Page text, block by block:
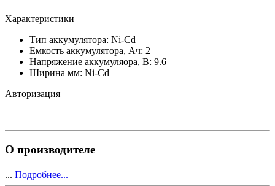
Характеристики
Тип аккумулятора: Ni-Cd
Емкость аккумулятора, Ач: 2
Напряжение аккумуляора, В: 9.6
Ширина мм: Ni-Cd
Авторизация
О производителе
... Подробнее...